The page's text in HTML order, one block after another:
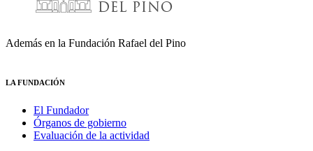
Además en la Fundación Rafael del Pino
LA FUNDACIÓN
El Fundador
Órganos de gobierno
Evaluación de la actividad